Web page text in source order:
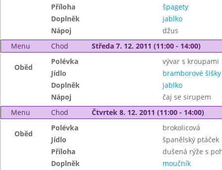
Příloha
špagety
Doplněk
jablko
Nápoj
džus
Menu
Chod Středa 7. 12. 2011 (11:00 - 14:00)
Oběd
Polévka
vývar s kroupami
Jídlo
bramborové
Doplněk
jablko
Nápoj
čaj se sirupem
Menu
Chod Čtvrtek 8. 12. 2011 (11:00 - 14:00)
Oběd
Polévka
brokolicová
Jídlo
španělský ptáček
Příloha
dušená rýže s
Doplněk
moučník